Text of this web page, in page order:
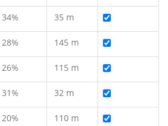
34% 35 m
28% 145 m
26% 115 m
31% 32 m
20% 110 m